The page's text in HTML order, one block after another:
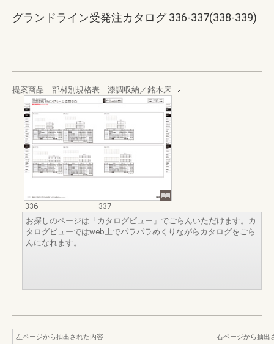
グランドライン受発注カタログ 336-337(338-339)
提案商品 部材別規格表 漆調収納／銘木床
336
337
お探しのページは「カタログビュー」でごらんいただけます。カ
タログビューではweb上でパラパラめくりながらカタログをごら
んになれます。
左ページから抽出された内容
右ページから抽出